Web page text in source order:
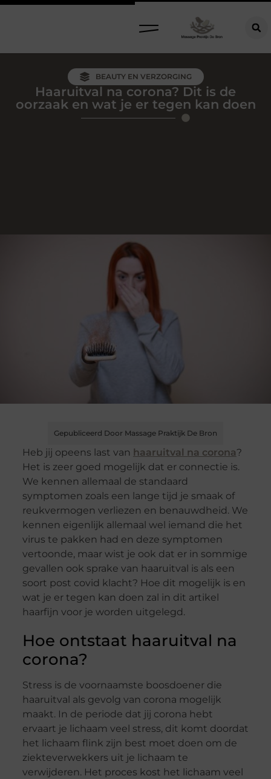
BEAUTY EN VERZORGING
Haaruitval na corona? Dit is de
oorzaak en wat je er tegen kan doen
Gepubliceerd Door Massage Praktijk De Bron
Heb jij opeens last van haaruitval na corona?
Het is zeer goed mogelijk dat er connectie is.
We kennen allemaal de standaard
symptomen zoals een lange tijd je smaak of
reukvermogen verliezen en benauwdheid. We
kennen eigenlijk allemaal wel iemand die het
virus te pakken had en deze symptomen
vertoonde, maar wist je ook dat er in sommige
gevallen ook sprake van haaruitval is als een
soort post covid klacht? Hoe dit mogelijk is en
wat je er tegen kan doen zal in dit artikel
haarfijn voor je worden uitgelegd.
Hoe ontstaat haaruitval na
corona?
Stress is de voornaamste boosdoener die
haaruitval als gevolg van corona mogelijk
maakt. In de periode dat jij corona hebt
ervaart je lichaam veel stress, dit komt doordat
het lichaam flink zijn best moet doen om de
ziekteverwekkers uit je lichaam te
verwijderen. Het proces kost het lichaam veel